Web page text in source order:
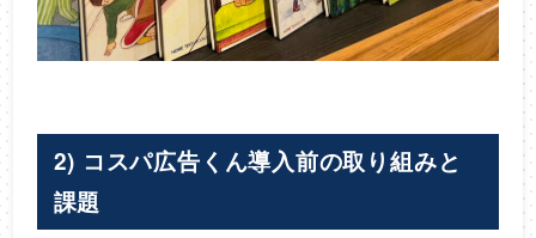
2) コスパ広告くん導入前の取り組みと
課題